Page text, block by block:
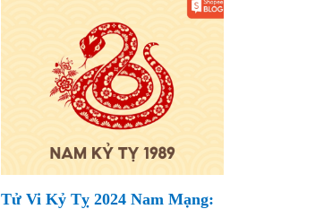
Tử Vi Kỷ Tỵ 2024 Nam Mạng: